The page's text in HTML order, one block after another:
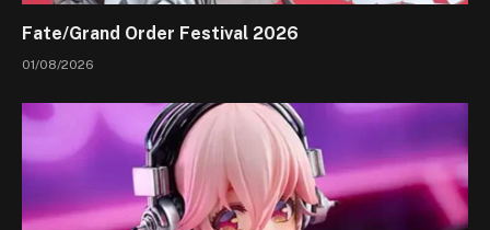
Fate/Grand Order Festival 2026
01/08/2026